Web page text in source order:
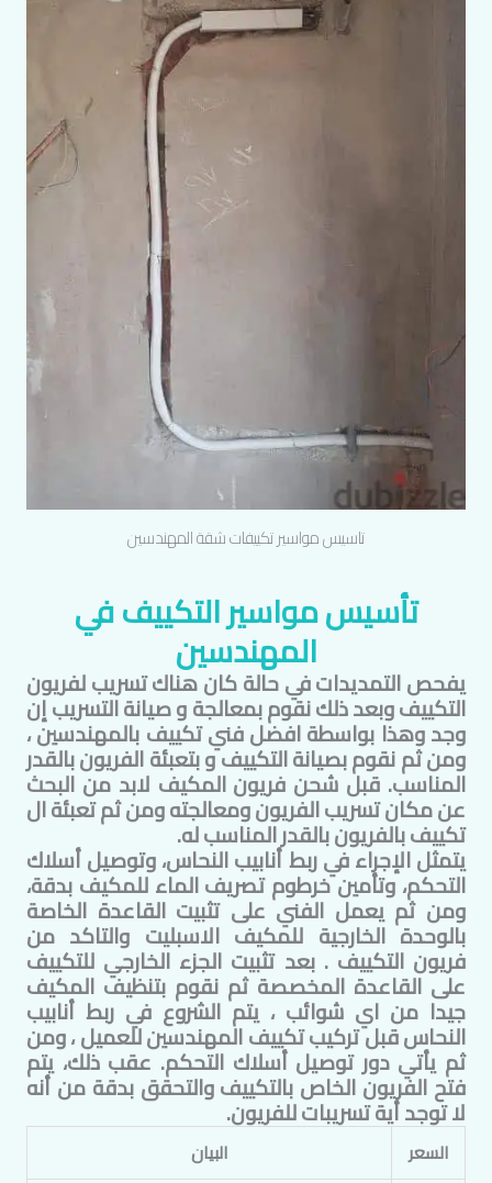
تاسيس مواسير تكييفات شقةالمهندسين
تأسيس مواسير التكييف في
المهندسين
يفحص التمديدات في حالة كان هناك تسريب لفريون
التكييف وبعد ذلك نقوم بمعالجة و صيانة التسريب إن
وجد وهذا بواسطة افضل فني تكييف بالمهندسين،
ومن ثم نقوم بصيانة التكييف و بتعبئة الفريون بالقدر
المناسب. قبل شحن فريون المكيف لابد من البحث
عن مكان تسريب الفريون ومعالجته ومن ثم تعبئة ال
تكييف بالفريون بالقدر المناسب له.
يتمثل الإجراء في ربط أنابيب النحاس، وتوصيل أسلاك
التحكم، وتأمين خرطوم تصريف الماء للمكيف بدقة،
ومن ثم يعمل الفني على تثبيت القاعدة الخاصة
بالوحدة الخارجية للمكيف الاسبليت والتاكد من
فريون التكييف . بعد تثبيت الجزء الخارجي للتكييف
على القاعدة المخصصة ثم نقوم بتنظيف المكيف
جيدا من اي شوائب ، يتم الشروع في ربط أنابيب
النحاس قبل تركيب تكييفالمهندسينللعميل ، ومن
ثم يأتي دور توصيل أسلاك التحكم. عقب ذلك، يتم
فتح الفريون الخاص بالتكييف والتحقق بدقة من أنه
لا توجد أية تسريبات للفريون.
السعر البيان